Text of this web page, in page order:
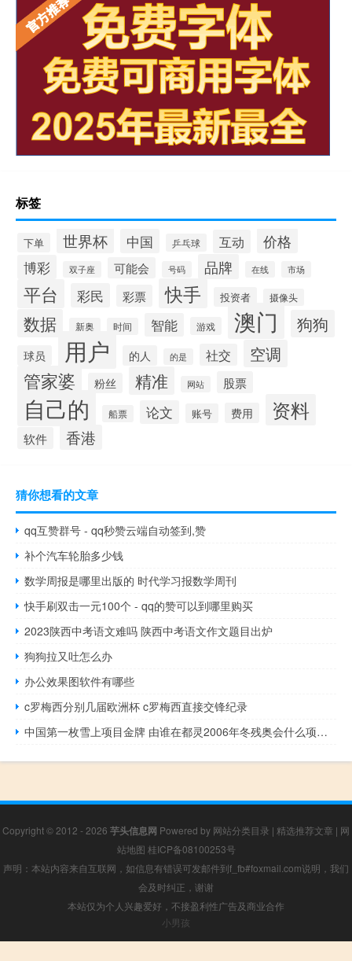
标签
下单 世界杯 中国 乒乓球 互动 价格
博彩 双子座 可能会 号码 品牌 在线 市场
平台 彩民 彩票 快手 投资者 摄像头
数据 新奥 时间 智能 游戏 澳门 狗狗
球员 用户 的人 的是 社交 空调
管家婆 粉丝 精准 网站 股票
自己的 船票 论文 账号 费用 资料
软件 香港
猜你想看的文章
qq互赞群号 - qq秒赞云端自动签到,赞
补个汽车轮胎多少钱
数学周报是哪里出版的 时代学习报数学周刊
快手刷双击一元100个 - qq的赞可以到哪里购买
2023陕西中考语文难吗 陕西中考语文作文题目出炉
狗狗拉又吐怎么办
办公效果图软件有哪些
c罗梅西分别几届欧洲杯 c罗梅西直接交锋纪录
中国第一枚雪上项目金牌 由谁在都灵2006年冬残奥会什么项目中斩获 2006冬奥会奖牌榜排名
Copyright © 2012 - 2026 芋头信息网 Powered by 网站分类目录 | 精选推荐文章 | 网
站地图 桂ICP备08100253号
声明：本站内容来自互联网，如信息有错误可发邮件到f_fb#foxmail.com说明，我们
会及时纠正，谢谢
本站仅为个人兴趣爱好，不接盈利性广告及商业合作
小男孩